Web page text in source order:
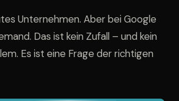
Unternehmen. Aber bei Google
Das ist kein Zufall – und kein
Es ist eine Frage der richtigen